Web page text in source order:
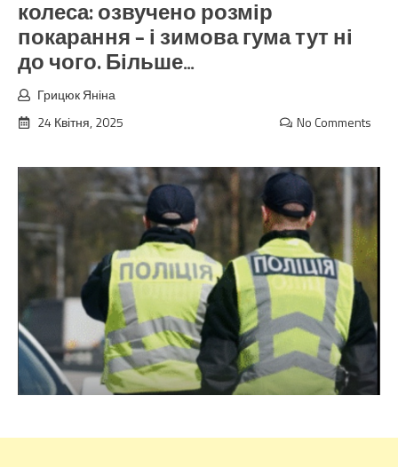
колеса: озвучено розмір
покарання – і зимова гума тут ні
до чого. Більше…
Грицюк Яніна
24 Квітня, 2025
No Comments